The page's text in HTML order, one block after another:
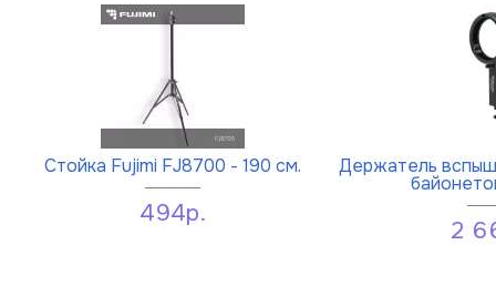
Стойка Fujimi FJ8700 - 190 см.
494р.
Держатель
2